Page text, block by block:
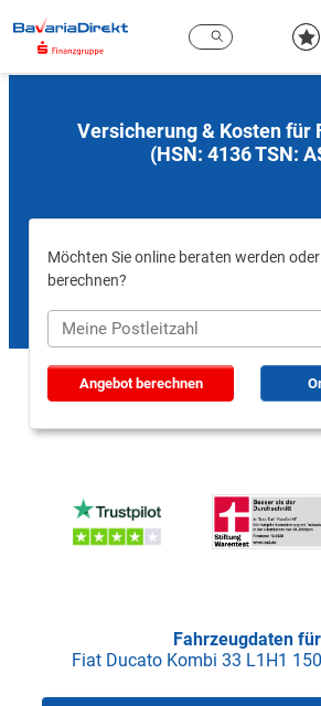
Hauptinhalt
Versicherung & Kosten für
(HSN: 4136 TSN:
Möchten Sie online beraten werden
berechnen?
Angebot berechnen
Fahrzeugdaten für
Fiat Ducato Kombi 33 L1H1